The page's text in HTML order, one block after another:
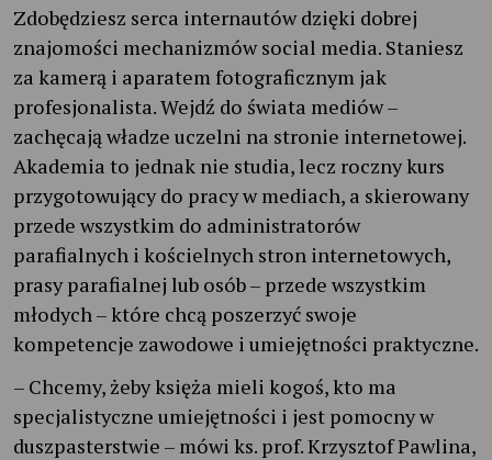
Zdobędziesz serca internautów dzięki dobrej
znajomości mechanizmów social media. Staniesz
za kamerą i aparatem fotograficznym jak
profesjonalista. Wejdź do świata mediów –
zachęcają władze uczelni na stronie internetowej.
Akademia to jednak nie studia, lecz roczny kurs
przygotowujący do pracy w mediach, a skierowany
przede wszystkim do administratorów
parafialnych i kościelnych stron internetowych,
prasy parafialnej lub osób – przede wszystkim
młodych – które chcą poszerzyć swoje
kompetencje zawodowe i umiejętności praktyczne.
– Chcemy, żeby księża mieli kogoś, kto ma
specjalistyczne umiejętności i jest pomocny w
duszpasterstwie – mówi ks. prof. Krzysztof Pawlina,